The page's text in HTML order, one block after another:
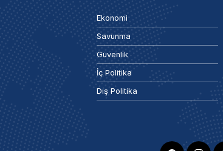
Ekonomi
Savunma
Güvenlik
İç Politika
Dış Politika